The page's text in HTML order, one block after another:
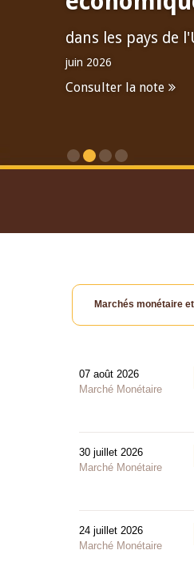
dans les pays de
juin 2026
Consulter la note
Marchés monétaire
07 août 2026
Marché Monétaire
30 juillet 2026
Marché Monétaire
24 juillet 2026
Marché Monétaire